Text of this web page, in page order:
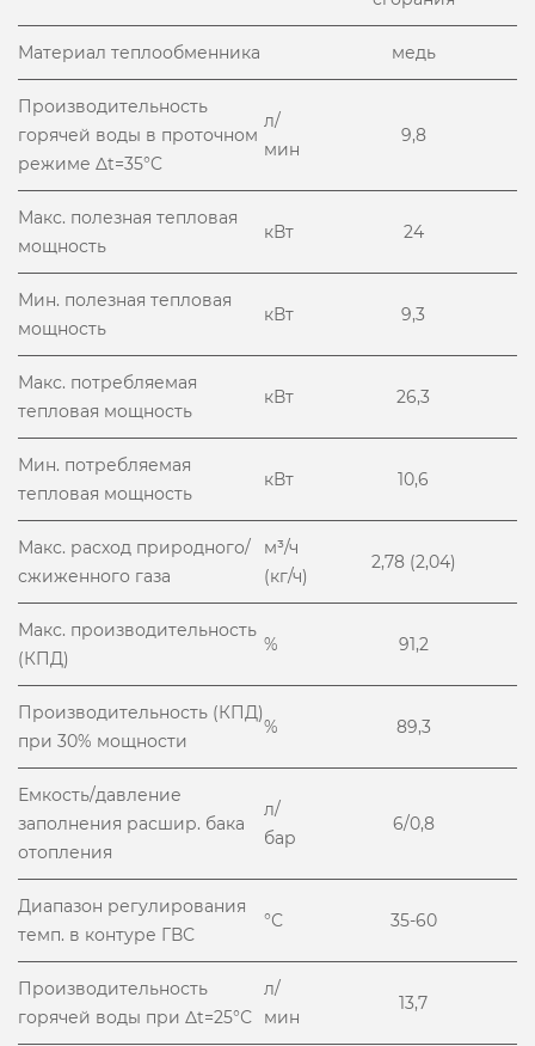
Материал теплообменника медь
Производительность
горячей воды в проточном
режиме Δt=35°C
л/
мин
9,8
Макс. полезная тепловая
мощность
кВт 24
Мин. полезная тепловая
мощность
кВт 9,3
Макс. потребляемая
тепловая мощность
кВт 26,3
Мин. потребляемая
тепловая мощность
кВт 10,6
Макс. расход природного/
сжиженного газа
м³/ч
(кг/ч)
2,78 (2,04)
Макс. производительность
(КПД)
% 91,2
Производительность (КПД)
при 30% мощности
% 89,3
Емкость/давление
заполнения расшир. бака
отопления
л/
бар
6/0,8
Диапазон регулирования
темп. в контуре ГВС
°С 35-60
Производительность
горячей воды при Δt=25°С
л/
мин
13,7